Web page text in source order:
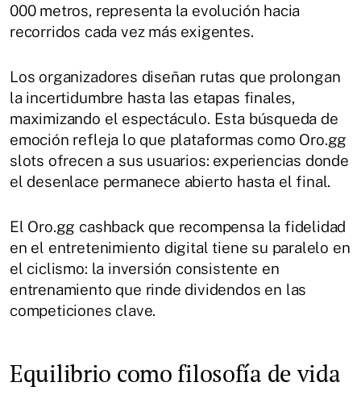
000 metros, representa la evolución hacia
recorridos cada vez más exigentes.
Los organizadores diseñan rutas que prolongan
la incertidumbre hasta las etapas finales,
maximizando el espectáculo. Esta búsqueda de
emoción refleja lo que plataformas como Oro.gg
slots ofrecen a sus usuarios: experiencias donde
el desenlace permanece abierto hasta el final.
El Oro.gg cashback que recompensa la fidelidad
en el entretenimiento digital tiene su paralelo en
el ciclismo: la inversión consistente en
entrenamiento que rinde dividendos en las
competiciones clave.
Equilibrio como filosofía de vida